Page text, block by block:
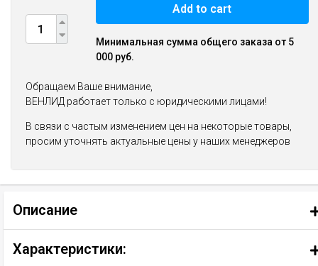
Add to cart
Минимальная сумма общего заказа от 5
000 руб.
Обращаем Ваше внимание,
ВЕНЛИД работает только с юридическими лицами!
В связи с частым изменением цен на некоторые товары,
просим уточнять актуальные цены у наших менеджеров
Описание
Характеристики: